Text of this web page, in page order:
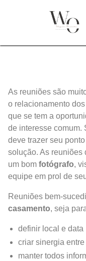
As reuniões são
o relacionamento dos
que se tem a
de interesse comum.
deve trazer seu
solução. As reuniões
um bom fotógrafo,
equipe em prol de
Reuniões bem-
casamento, seja
definir local e data
criar sinergia entre
manter todos